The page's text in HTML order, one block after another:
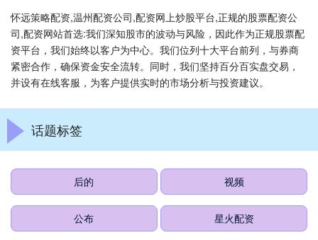
怀远策略配资,温州配资公司,配资网上炒股平台,正规的股票配资公
司,配资网站首选:我们深知股市的波动与风险，因此作为正规股票配
资平台，我们始终以客户为中心。我们位列十大平台前列，与券商
紧密合作，确保资金安全流转。同时，我们坚持百分百实盘交易，
并设有在线客服，为客户提供实时的市场分析与投资建议。
话题标签
后的 视频
公布 星火配资